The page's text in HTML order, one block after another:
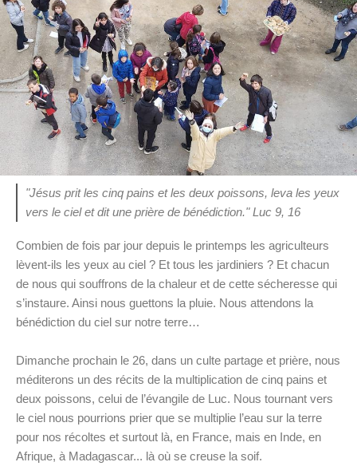
"Jésus prit les cinq pains et les deux poissons, leva les yeux
vers le ciel et dit une prière de bénédiction." Luc 9, 16
Combien de fois par jour depuis le printemps les agriculteurs
lèvent-ils les yeux au ciel ? Et tous les jardiniers ? Et chacun
de nous qui souffrons de la chaleur et de cette sécheresse qui
s’instaure. Ainsi nous guettons la pluie. Nous attendons la
bénédiction du ciel sur notre terre…
Dimanche prochain le 26, dans un culte partage et prière, nous
méditerons un des récits de la multiplication de cinq pains et
deux poissons, celui de l’évangile de Luc. Nous tournant vers
le ciel nous pourrions prier que se multiplie l’eau sur la terre
pour nos récoltes et surtout là, en France, mais en Inde, en
Afrique, à Madagascar... là où se creuse la soif.